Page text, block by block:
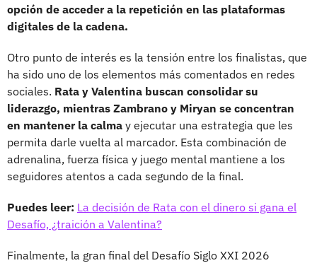
opción de acceder a la repetición en las plataformas
digitales de la cadena.
Otro punto de interés es la tensión entre los finalistas, que
ha sido uno de los elementos más comentados en redes
sociales. Rata y Valentina buscan consolidar su
liderazgo, mientras Zambrano y Miryan se concentran
en mantener la calma y ejecutar una estrategia que les
permita darle vuelta al marcador. Esta combinación de
adrenalina, fuerza física y juego mental mantiene a los
seguidores atentos a cada segundo de la final.
Puedes leer: La decisión de Rata con el dinero si gana el
Desafío, ¿traición a Valentina?
Finalmente, la gran final del Desafío Siglo XXI 2026